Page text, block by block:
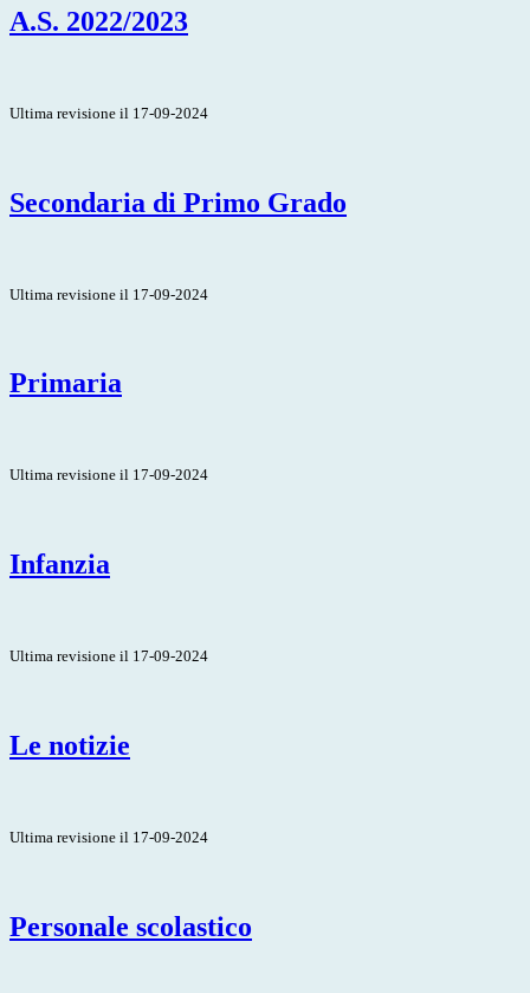
A.S. 2022/2023
Ultima revisione il 17-09-2024
Secondaria di Primo Grado
Ultima revisione il 17-09-2024
Primaria
Ultima revisione il 17-09-2024
Infanzia
Ultima revisione il 17-09-2024
Le notizie
Ultima revisione il 17-09-2024
Personale scolastico